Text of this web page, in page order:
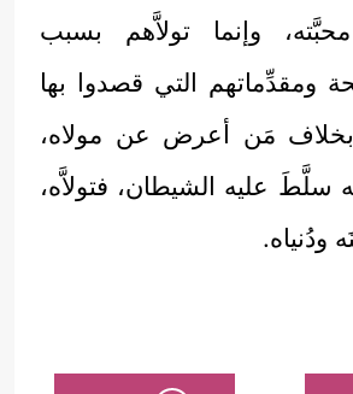
وإنما تولاَّهم بسبب
ومقدِّماتهم التي قصدوا بها
بخلاف مَن أعرض عن مولاه،
سلَّطَ عليه الشيطان، فتولاَّه،
ودُنياه.